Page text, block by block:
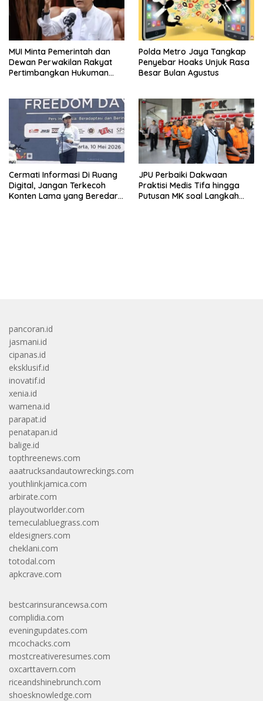
MUI Minta Pemerintah dan
Dewan Perwakilan Rakyat
Pertimbangkan Hukuman
Polda Metro Jaya Tangkap
Penyebar Hoaks Unjuk Rasa
Besar Bulan Agustus
Cermati Informasi Di Ruang
Digital, Jangan Terkecoh
Konten Lama yang Beredar
JPU Perbaiki Dakwaan
Praktisi Medis Tifa hingga
Putusan MK soal Langkah
pancoran.id
jasmani.id
cipanas.id
eksklusif.id
inovatif.id
xenia.id
wamena.id
parapat.id
penatapan.id
balige.id
topthreenews.com
aaatrucksandautowreckings.com
youthlinkjamica.com
arbirate.com
playoutworlder.com
temeculabluegrass.com
eldesigners.com
cheklani.com
totodal.com
apkcrave.com
bestcarinsurancewsa.com
complidia.com
eveningupdates.com
mcochacks.com
mostcreativeresumes.com
oxcarttavern.com
riceandshinebrunch.com
shoesknowledge.com